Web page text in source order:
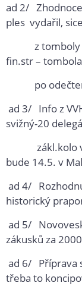
ad 2/
ples vydařil,
z tomboly se
fin.str –
po odečtení
ad 3/ Info z
svižný-20
zákl.kolo v
bude 14.5. v
ad 4/
historický
ad 5/
zákusků za
ad 6/ Příprava
třeba to